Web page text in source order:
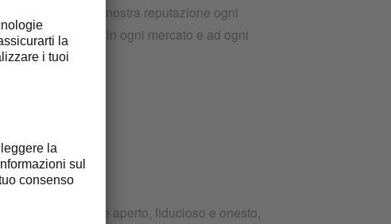
e a migliorare la nostra reputazione ogni
come squadra - in ogni mercato e ad ogni
un ambiente aperto, fiducioso e onesto,